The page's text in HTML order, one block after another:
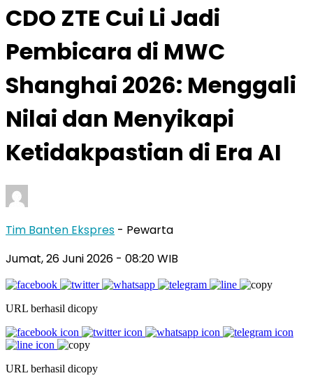
CDO ZTE Cui Li Jadi
Pembicara di MWC
Shanghai 2026: Menggali
Nilai dan Menyikapi
Ketidakpastian di Era AI
Tim Banten Ekspres - Pewarta
Jumat, 26 Juni 2026 - 08:20 WIB
URL berhasil dicopy
URL berhasil dicopy